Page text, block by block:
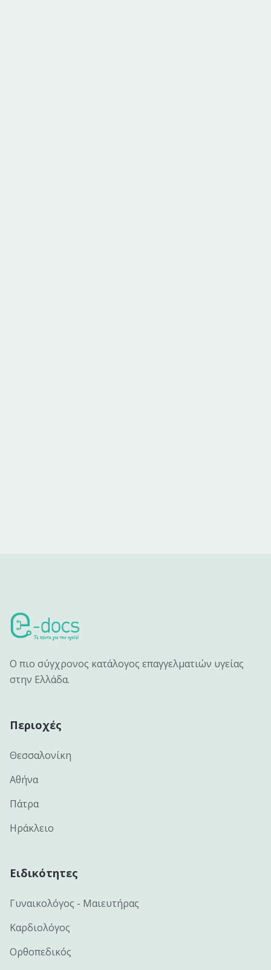
Ο πιο σύγχρονος κατάλογος επαγγελματιών υγείας
στην Ελλάδα.
Περιοχές
Θεσσαλονίκη
Αθήνα
Πάτρα
Ηράκλειο
Ειδικότητες
Γυναικολόγος - Μαιευτήρας
Καρδιολόγος
Ορθοπεδικός